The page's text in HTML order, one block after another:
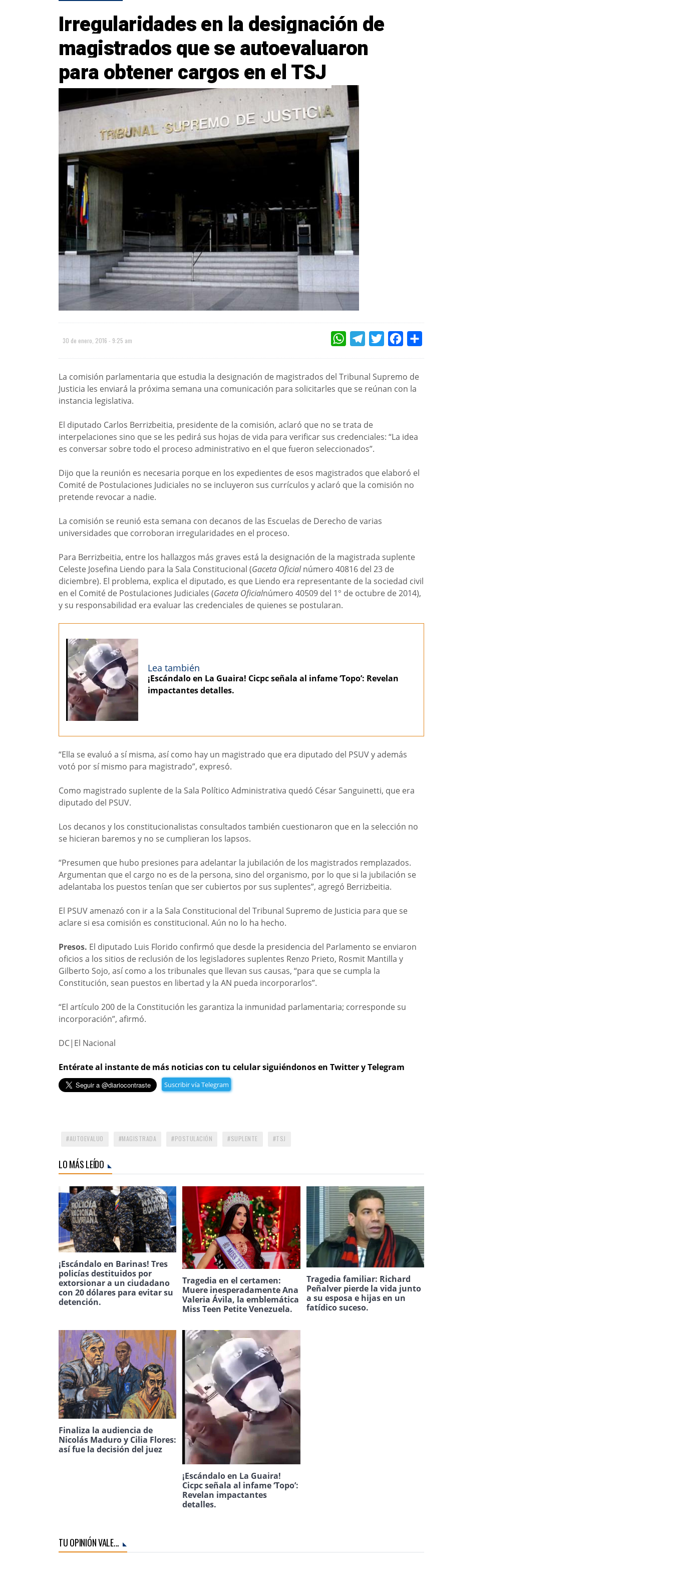
Irregularidades en la designación de
magistrados que se autoevaluaron
para obtener cargos en el TSJ
30 de enero, 2016 - 9:25 am WHATSAPPTELEGRAMTWITTERFACEBOOK
La comisión parlamentaria que estudia la designación de magistrados del Tribunal Supremo de
Justicia les enviará la próxima semana una comunicación para solicitarles que se reúnan con la
instancia legislativa.
El diputado Carlos Berrizbeitia, presidente de la comisión, aclaró que no se trata de
interpelaciones sino que se les pedirá sus hojas de vida para verificar sus credenciales: “La idea
es conversar sobre todo el proceso administrativo en el que fueron seleccionados”.
Dijo que la reunión es necesaria porque en los expedientes de esos magistrados que elaboró el
Comité de Postulaciones Judiciales no se incluyeron sus currículos y aclaró que la comisión no
pretende revocar a nadie.
La comisión se reunió esta semana con decanos de las Escuelas de Derecho de varias
universidades que corroboran irregularidades en el proceso.
Para Berrizbeitia, entre los hallazgos más graves está la designación de la magistrada suplente
Celeste Josefina Liendo para la Sala Constitucional (Gaceta Oficialnúmero 40816 del 23 de
diciembre). El problema, explica el diputado, es que Liendo era representante de la sociedad civil
en el Comité de Postulaciones Judiciales (Gaceta Oficialnúmero 40509 del 1° de octubre de 2014),
y su responsabilidad era evaluar las credenciales de quienes se postularan.
Lea también
¡Escándalo en La Guaira! Cicpc señala al infame ‘Topo’: Revelan
impactantes detalles.
“Ella se evaluó a sí misma, así como hay un magistrado que era diputado del PSUV y además
votó por sí mismo para magistrado”, expresó.
Como magistrado suplente de la Sala Político Administrativa quedó César Sanguinetti, que era
diputado del PSUV.
Los decanos y los constitucionalistas consultados también cuestionaron que en la selección no
se hicieran baremos y no se cumplieran los lapsos.
“Presumen que hubo presiones para adelantar la jubilación de los magistrados remplazados.
Argumentan que el cargo no es de la persona, sino del organismo, por lo que si la jubilación se
adelantaba los puestos tenían que ser cubiertos por sus suplentes”, agregó Berrizbeitia.
El PSUV amenazó con ir a la Sala Constitucional del Tribunal Supremo de Justicia para que se
aclare si esa comisión es constitucional. Aún no lo ha hecho.
Presos. El diputado Luis Florido confirmó que desde la presidencia del Parlamento se enviaron
oficios a los sitios de reclusión de los legisladores suplentes Renzo Prieto, Rosmit Mantilla y
Gilberto Sojo, así como a los tribunales que llevan sus causas, “para que se cumpla la
Constitución, sean puestos en libertad y la AN pueda incorporarlos”.
“El artículo 200 de la Constitución les garantiza la inmunidad parlamentaria; corresponde su
incorporación”, afirmó.
DC|El Nacional
Entérate al instante de más noticias con tu celular siguiéndonos en Twitter y Telegram
Suscribir vía Telegram
AUTOEVALUO MAGISTRADA POSTULACIÓN SUPLENTE TSJ
LO MÁS LEÍDO
¡Escándalo en Barinas! Tres
policías destituidos por
extorsionar a un ciudadano
con 20 dólares para evitar su
detención.
Tragedia en el certamen:
Muere inesperadamente Ana
Valeria Ávila, la emblemática
Miss Teen Petite Venezuela.
Tragedia familiar: Richard
Peñalver pierde la vida junto
a su esposa e hijas en un
fatídico suceso.
Finaliza la audiencia de
Nicolás Maduro y Cilia Flores:
así fue la decisión del juez
¡Escándalo en La Guaira!
Cicpc señala al infame ‘Topo’:
Revelan impactantes
detalles.
TU OPINIÓN VALE...